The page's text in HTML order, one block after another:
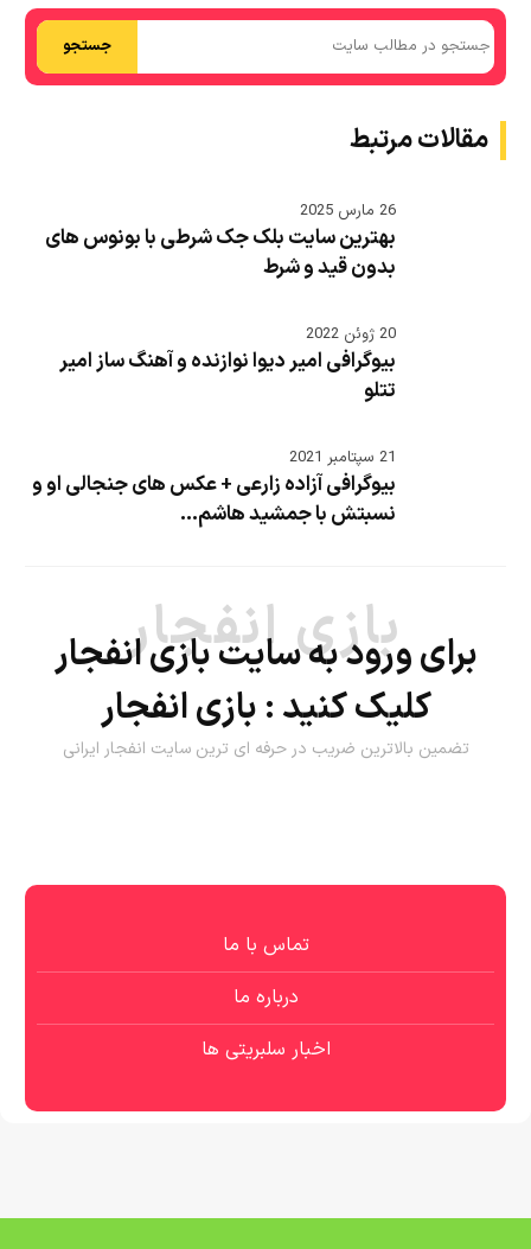
جستجو
مقالات مرتبط
26 مارس 2025
بهترین سایت بلک جک شرطی با بونوس های
بدون قید و شرط
20 ژوئن 2022
بیوگرافی امیر دیوا نوازنده و آهنگ ساز امیر
تتلو
21 سپتامبر 2021
بیوگرافی آزاده زارعی + عکس های جنجالی او و
نسبتش با جمشید هاشم...
بازی انفجار
برای ورود به سایت بازی انفجار
کلیک کنید : بازی انفجار
تضمین بالاترین ضریب در حرفه ای ترین سایت انفجار ایرانی
تماس با ما
درباره ما
اخبار سلبریتی ها